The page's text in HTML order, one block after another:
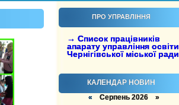
ПРО УПРАВЛІННЯ
→ Список працівників
апарату управління освіти
Чернігівської міської ради
КАЛЕНДАР НОВИН
« Серпень 2026 »